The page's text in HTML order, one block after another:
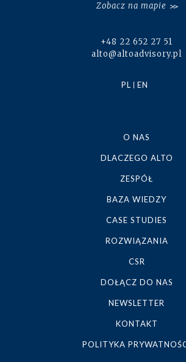
Zobacz na mapie
+48 22 652 27 51
alto@altoadvisory.pl
PL EN
O NAS
DLACZEGO ALTO
ZESPÓŁ
BAZA WIEDZY
CASE STUDIES
ROZWIĄZANIA
CSR
DOŁĄCZ DO NAS
NEWSLETTER
KONTAKT
POLITYKA